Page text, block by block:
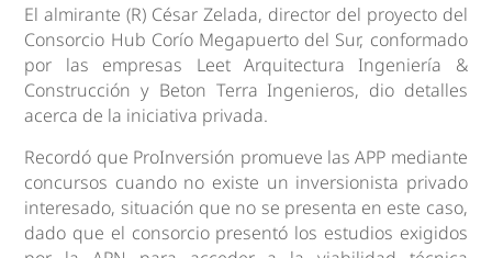
El almirante (R) César Zelada, director del proyecto del
Consorcio Hub Corío Megapuerto del Sur, conformado
por las empresas Leet Arquitectura Ingeniería &
Construcción y Beton Terra Ingenieros, dio detalles
acerca de la iniciativa privada.
Recordó que ProInversión promueve las APP mediante
concursos cuando no existe un inversionista privado
interesado, situación que no se presenta en este caso,
dado que el consorcio presentó los estudios exigidos